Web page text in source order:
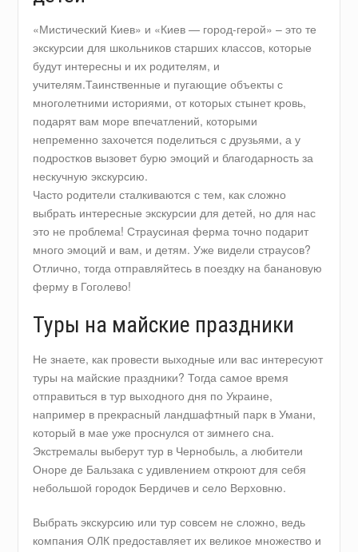
«Мистический Киев» и «Киев — город-герой» – это те
экскурсии для школьников старших классов, которые
будут интересны и их родителям, и
учителям.Таинственные и пугающие объекты с
многолетними историями, от которых стынет кровь,
подарят вам море впечатлений, которыми
непременно захочется поделиться с друзьями, а у
подростков вызовет бурю эмоций и благодарность за
нескучную экскурсию.
Часто родители сталкиваются с тем, как сложно
выбрать интересные экскурсии для детей, но для нас
это не проблема! Страусиная ферма точно подарит
много эмоций и вам, и детям. Уже видели страусов?
Отлично, тогда отправляйтесь в поездку на банановую
ферму в Гоголево!
Туры на майские праздники
Не знаете, как провести выходные или вас интересуют
туры на майские праздники? Тогда самое время
отправиться в тур выходного дня по Украине,
например в прекрасный ландшафтный парк в Умани,
который в мае уже проснулся от зимнего сна.
Экстремалы выберут тур в Чернобыль, а любители
Оноре де Бальзака с удивлением откроют для себя
небольшой городок Бердичев и село Верховню.
Выбрать экскурсию или тур совсем не сложно, ведь
компания ОЛК предоставляет их великое множество и